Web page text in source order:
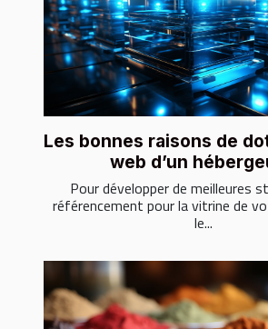
Les bonnes raisons de
web d’un
Pour développer de meilleures
référencement pour la vitrine de
le...